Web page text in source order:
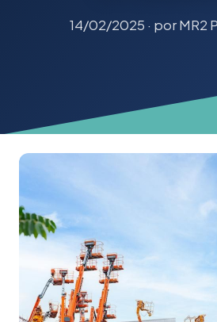
14/02/2025 · por MR2